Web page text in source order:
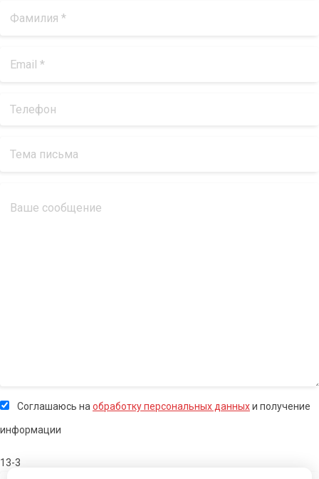
Соглашаюсь на обработку персональных данныхи получение
информации
13-3